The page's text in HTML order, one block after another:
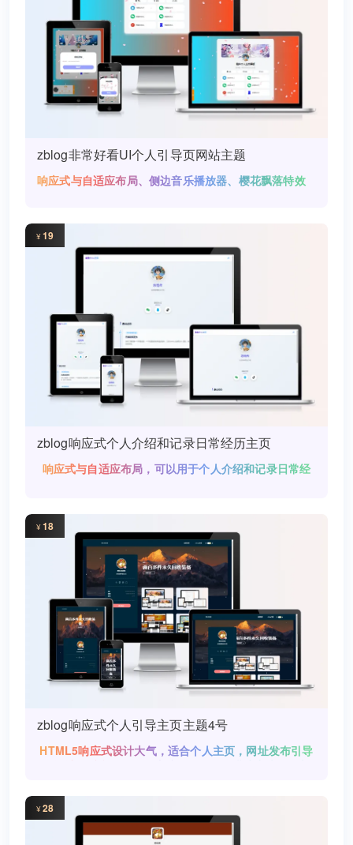
zblog非常好看UI个人引导页网站主题
响应式与自适应布局、侧边音乐播放器、樱花飘落特效
¥19
zblog响应式个人介绍和记录日常经历主页
响应式与自适应布局，可以用于个人介绍和记录日常经
¥18
zblog响应式个人引导主页主题4号
HTML5响应式设计大气，适合个人主页，网址发布引导
¥28